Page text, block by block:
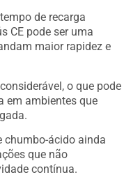
de recarga
CE pode ser uma
maior rapidez e
considerável, o que pode
em ambientes que
chumbo-ácido ainda
que não
contínua.